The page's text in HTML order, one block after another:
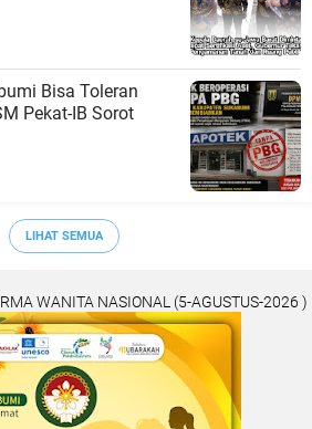
Bisa Toleran
Pekat-IB Sorot
LIHAT SEMUA
WANITA NASIONAL (5-AGUSTUS-2026 )